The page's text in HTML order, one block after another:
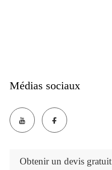
Médias sociaux
Obtenir un devis gratuit